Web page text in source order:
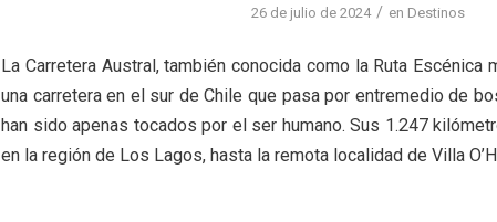
26 de julio de 2024 / en Destinos
La Carretera Austral, también conocida como la Ruta Escénica
una carretera en el sur de Chile que pasa por entremedio de
han sido apenas tocados por el ser humano. Sus 1.247
en la región de Los Lagos, hasta la remota localidad de Villa